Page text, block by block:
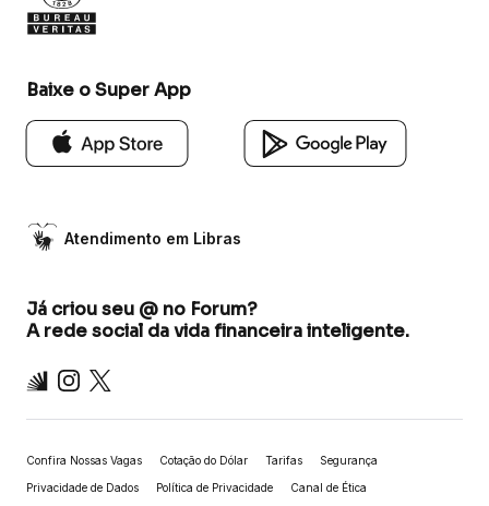
Baixe o Super App
Atendimento em Libras
Já criou seu @ no Forum?
A rede social da vida financeira inteligente.
Inter Instagram
X
Confira Nossas Vagas Cotação do Dólar Tarifas Segurança
Privacidade de Dados Política de Privacidade Canal de Ética